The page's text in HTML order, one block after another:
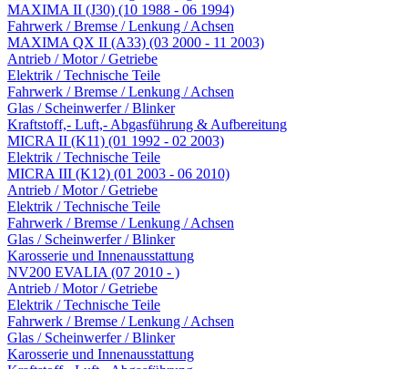
MAXIMA II (J30) (10 1988 - 06 1994)
Fahrwerk / Bremse / Lenkung / Achsen
MAXIMA QX II (A33) (03 2000 - 11 2003)
Antrieb / Motor / Getriebe
Elektrik / Technische Teile
Fahrwerk / Bremse / Lenkung / Achsen
Glas / Scheinwerfer / Blinker
Kraftstoff,- Luft,- Abgasführung & Aufbereitung
MICRA II (K11) (01 1992 - 02 2003)
Elektrik / Technische Teile
MICRA III (K12) (01 2003 - 06 2010)
Antrieb / Motor / Getriebe
Elektrik / Technische Teile
Fahrwerk / Bremse / Lenkung / Achsen
Glas / Scheinwerfer / Blinker
Karosserie und Innenausstattung
NV200 EVALIA (07 2010 - )
Antrieb / Motor / Getriebe
Elektrik / Technische Teile
Fahrwerk / Bremse / Lenkung / Achsen
Glas / Scheinwerfer / Blinker
Karosserie und Innenausstattung